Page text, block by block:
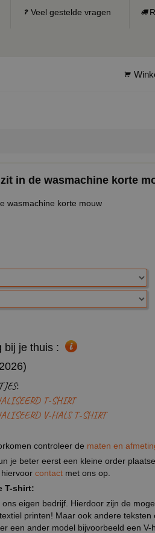
Veel gestelde vragen
in de wasmachine korte
wasmachine korte mouw
bij je thuis :
T-SHIRT
V-HALS T-SHIRT
controleer de maten en
je beter eerst een kleine order
contact met ons op.
T-shirt:
eigen bedrijf. Hierdoor zijn de
printen! Maar ook andere
een ander model bijvoorbeeld een V-